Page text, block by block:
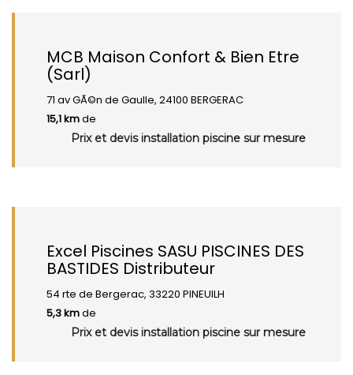
MCB Maison Confort & Bien Etre
(Sarl)
71 av GÃ©n de Gaulle, 24100 BERGERAC
15,1 kmde
Prix et devis installation piscine sur mesure
Excel Piscines SASU PISCINES DES
BASTIDES Distributeur
54 rte de Bergerac, 33220 PINEUILH
5,3 kmde
Prix et devis installation piscine sur mesure